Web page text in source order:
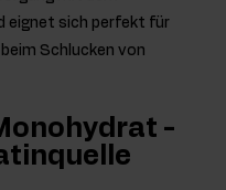
eignet sich perfekt für
Schlucken von
-